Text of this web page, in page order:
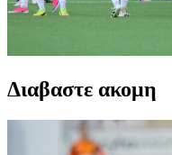
Διαβαστε ακομη